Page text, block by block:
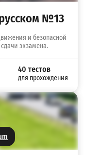
№13
и безопасной
экзамена.
40 тестов
для прохождения